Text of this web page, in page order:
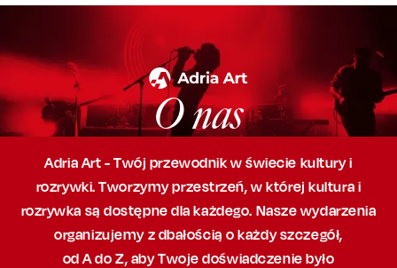
O nas
Adria Art - Twój przewodnik w świecie kultury i
rozrywki. Tworzymy przestrzeń,w której kultura i
rozrywka są dostępne dla każdego. Nasze wydarzenia
organizujemy z dbałością o każdy szczegół,
od A do Z, abyTwoje doświadczenie było